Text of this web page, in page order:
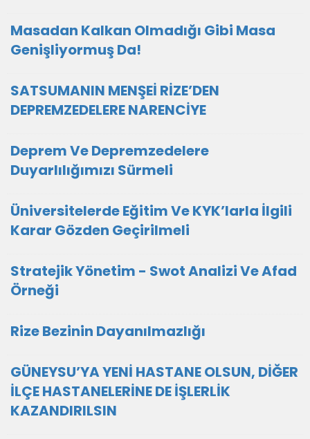
Masadan Kalkan Olmadığı Gibi Masa
Genişliyormuş Da!
SATSUMANIN MENŞEİ RİZE’DEN
DEPREMZEDELERE NARENCİYE
Deprem Ve Depremzedelere
Duyarlılığımızı Sürmeli
Üniversitelerde Eğitim Ve KYK’larla İlgili
Karar Gözden Geçirilmeli
Stratejik Yönetim - Swot Analizi Ve Afad
Örneği
Rize Bezinin Dayanılmazlığı
GÜNEYSU’YA YENİ HASTANE OLSUN, DİĞER
İLÇE HASTANELERİNE DE İŞLERLİK
KAZANDIRILSIN